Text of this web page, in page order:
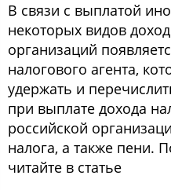
В связи с выплатой
некоторых видов
организаций
налогового агента,
удержать и
при выплате дохода
российской
налога, а также пени.
читайте в статье